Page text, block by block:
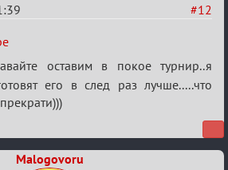
#12
оставим в покое турнир..я
его в след раз лучше.....что
Malogovoru